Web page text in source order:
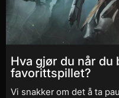
Hva gjør du når du
favorittspillet?
Vi snakker om det å ta